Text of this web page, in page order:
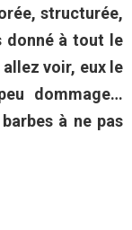
structurée,
donné à tout le
voir, eux le
dommage…
à ne pas